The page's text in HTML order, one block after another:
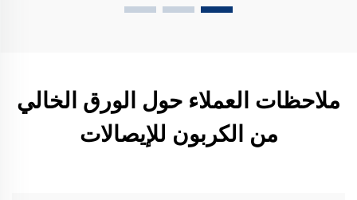
ملاحظات العملاء حول الورق الخالي
من الكربون للإيصالات